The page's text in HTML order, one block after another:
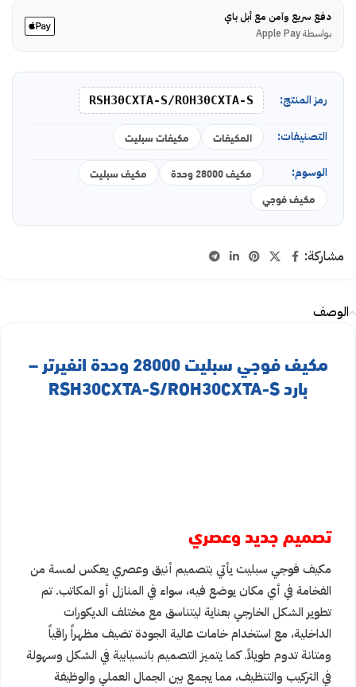
دفع سريع وآمن مع أبل باي
بواسطة Apple Pay
رمز المنتج: RSH30CXTA-S/ROH30CXTA-S
التصنيفات: المكيفات مكيفات سبليت
الوسوم: مكيف 28000 وحدة
مكيف سبليت
مكيف فوجي
مشاركة:
الوصف
مكيف فوجي سبليت 28000 وحدة انفيرتر –
بارد RSH30CXTA-S/ROH30CXTA-S
تصميم جديد وعصري
مكيف فوجي سبليت يأتي بتصميم أنيق وعصري يعكس لمسة من
الفخامة في أي مكان يوضع فيه، سواء في المنازل أو المكاتب. تم
تطوير الشكل الخارجي بعناية ليتناسق مع مختلف الديكورات
الداخلية، مع استخدام خامات عالية الجودة تضيف مظهراً راقياً
ومتانة تدوم طويلاً. كما يتميز التصميم بانسيابية في الشكل وسهولة
في التركيب والتنظيف، مما يجمع بين الجمال العملي والوظيفة